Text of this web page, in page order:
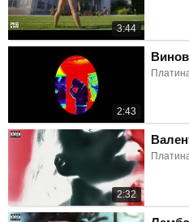
3:44
2:43
2:32